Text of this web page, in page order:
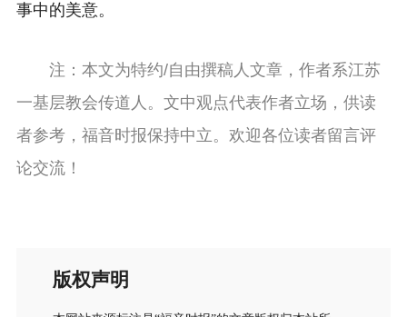
事中的美意。
注：本文为特约/自由撰稿人文章，作者系江苏
一基层教会传道人。文中观点代表作者立场，供读
者参考，福音时报保持中立。欢迎各位读者留言评
论交流！
版权声明